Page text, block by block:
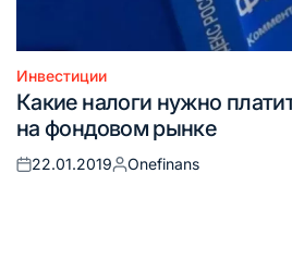
Опубликовано
в
Инвестиции
Какие налоги нужно
на фондовом рынке
Опубликовано
22.01.2019
Запись
Onefinans